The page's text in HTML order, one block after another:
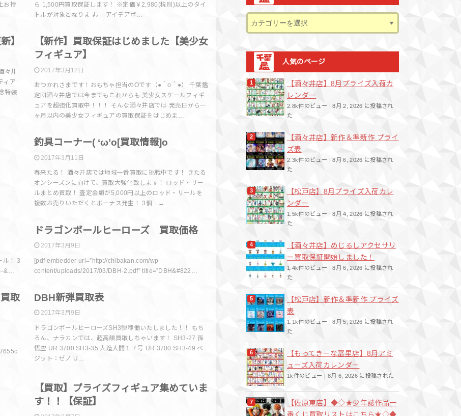
お持
ら 1,500円買取保証します！ ※定価￥2,980(税別)以上のタイ
トルが対象となります。 アイデアポ…
報
】
々井
ィア
特装
買取情報
【新作】買取保証はじめました【美少女
フィギュア】
2017年3月12日
おつかれさまです！おもちゃ担当のOです（●＾o＾●） 千葉鑑
定団酒々井店では今までもこれからも 美少女スケールフィギ
ュアを超強化買取中！！！ そんな酒々井店では 発売日から一
ヶ月以内の美少女フィギュアの買取保証をはじめま…
釣具コーナー( ‘ω’o[買取情報]o
2017年3月11日
春来たる！ 酒々井店では地域一番買取に挑戦中です！ きたる
オンシーズンに向けて、買取大強化致します！ ロッド・リー
ルまとめ買取！ 査定金額が5,000円以上のロッド・リールを
複数お売りいただくとボーナス発生！ 3個 → …
ル！ 3
買取情報
ドラゴンボールヒーローズ 買取価格
2017年3月9日
[pdf-embedder url=”http://chibakan.com/wp-
content/uploads/2017/03/DBH-2.pdf” title=”DBH&#822…
報取
DBH新弾買取表
2017年3月9日
ドラゴンボールヒーローズSH3弾稼働いたしました！！ もち
ろん、ナラカンでは、超高額買取しちゃいます！ SH3-27 孫
悟空 UR 3700 SH3-35 人造人間１７号 UR 3700 SH3-49 ベ
ジット：ゼノ U…
買取情報
【買取】プライズフィギュア集めていま
す！！【保証】
人気のページ
【酒々井店】8月プライズ入荷カ
レンダー
2.8k件のビュー |8月 2, 2026 に投稿され
た
【酒々井店】新作＆準新作 プライ
ズ表
2.3k件のビュー |8月 6, 2026 に投稿され
た
【松戸店】8月プライズ入荷カレ
ンダー
1.5k件のビュー |8月 4, 2026 に投稿され
た
【酒々井店】めじるしアクセサリ
ー買取保証開始しました！
1.4k件のビュー |8月 6, 2026 に投稿され
た
【松戸店】新作＆準新作 プライズ
表
1.1k件のビュー |8月 5, 2026 に投稿され
た
【もってきーな冨里店】8月アミ
ューズ入荷カレンダー
1k件のビュー | 8月 6, 2026 に投稿された
【佐原東店】◆◇★少年誌作品一
番くじ買取リストはこちら★◇◆